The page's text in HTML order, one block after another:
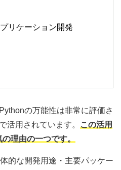
リケーション開発
の万能性は非常に評価さ
活用されています。
この活用
理由の一つです。
的な開発用途・主要パッケー